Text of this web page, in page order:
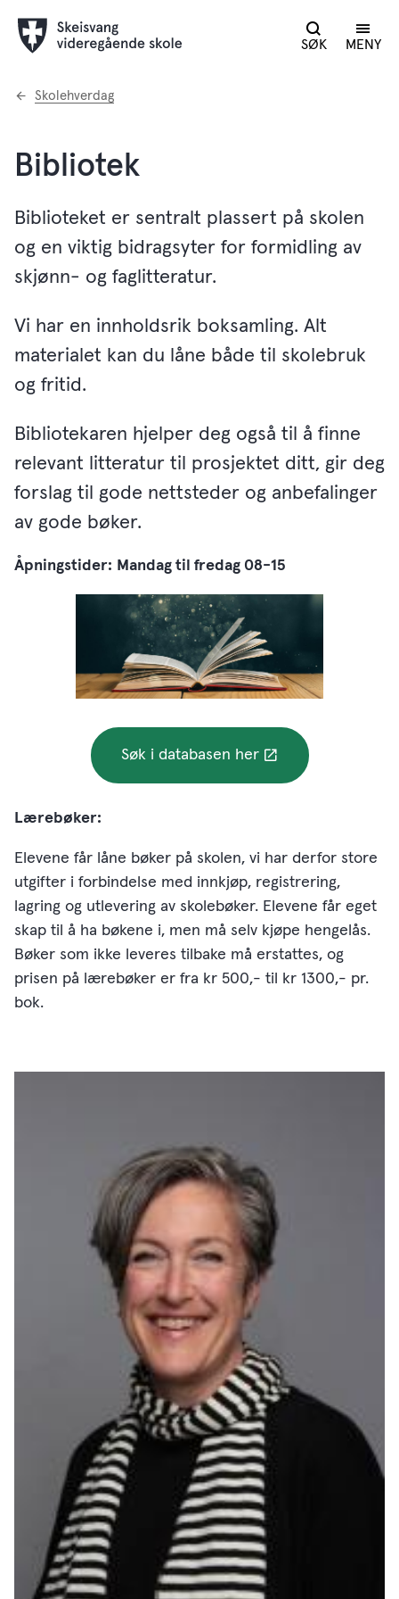
SØK MENY
Du
Skolehverdag
Bibliotek
Biblioteket er sentralt plassert på skolen
og en viktig bidragsyter for formidling av
skjønn- og faglitteratur.
Vi har en innholdsrik boksamling. Alt
materialet kan du låne både til skolebruk
og fritid.
Bibliotekaren hjelper deg også til å finne
relevant litteratur til prosjektet ditt, gir deg
forslag til gode nettsteder og anbefalinger
av gode bøker.
Åpningstider: Mandag til fredag 08-15
Søk i databasen her
Lærebøker:
Elevene får låne bøker på skolen, vi har derfor store
utgifter i forbindelse med innkjøp, registrering,
lagring og utlevering av skolebøker. Elevene får eget
skap til å ha bøkene i, men må selv kjøpe hengelås.
Bøker som ikke leveres tilbake må erstattes, og
prisen på lærebøker er fra kr 500,- til kr 1300,- pr.
bok.